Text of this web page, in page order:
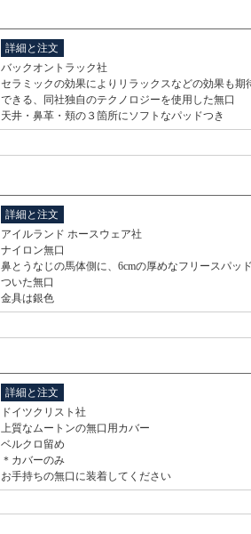
詳細と注文
バックオントラック社
セラミックの効果によりリラックスなどの効果も期
できる、同社独自のテクノロジーを使用した無口
天井・鼻革・頬の３箇所にソフトなパッドつき
詳細と注文
アイルランド ホースウェア社
ナイロン無口
鼻とうなじの馬体側に、6cmの厚めなフリースパッ
ついた無口
金具は銀色
詳細と注文
ドイツクリスト社
上質なムートンの無口用カバー
ベルクロ留め
＊カバーのみ
お手持ちの無口に装着してください